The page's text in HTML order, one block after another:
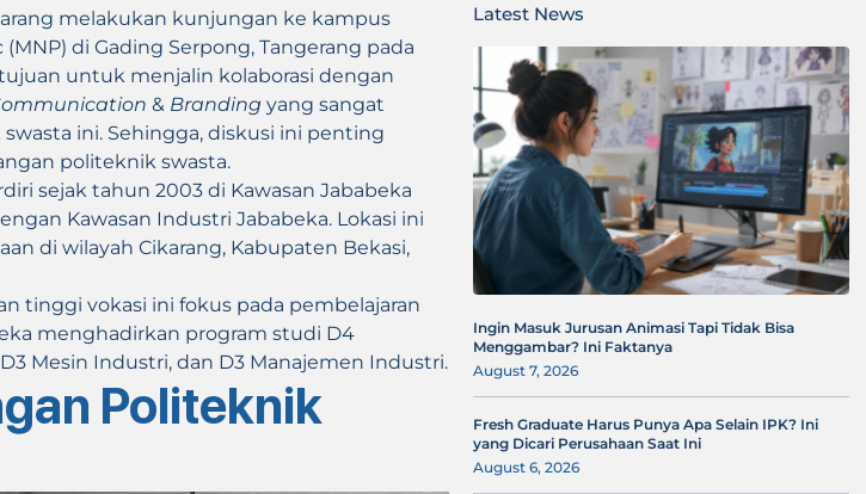
melakukan kunjungan ke kampus
di Gading Serpong, Tangerang pada
untuk menjalin kolaborasi dengan
& Branding yang sangat
ini. Sehingga, diskusi ini penting
politeknik swasta.
sejak tahun 2003 di Kawasan Jababeka
Kawasan Industri Jababeka. Lokasi ini
di wilayah Cikarang, Kabupaten Bekasi,
tinggi vokasi ini fokus pada pembelajaran
menghadirkan program studi D4
Mesin Industri, dan D3 Manajemen Industri.
Politeknik
Latest News
Ingin Masuk Jurusan Animasi Tapi Tidak Bisa
Menggambar? Ini Faktanya
August 7, 2026
Fresh Graduate Harus Punya Apa Selain IPK? Ini
yang Dicari Perusahaan Saat Ini
August 6, 2026